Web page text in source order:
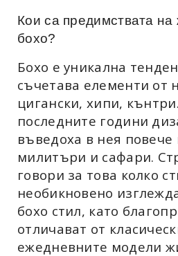
Кои са предимствата на
бохо?
Бохо е уникална
съчетава елементи от
цигански, хипи,
последните години
въведоха в нея повече
милитъри и сафари.
говори за това колко
необикновено
бохо стил, като
отличават от
ежедневните модели